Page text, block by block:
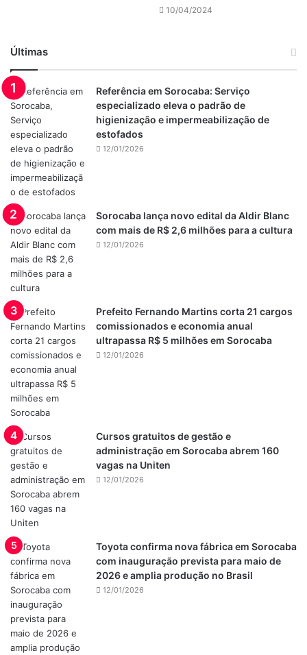
10/04/2024
Últimas
Referência em Sorocaba: Serviço
especializado eleva o padrão de
higienização e impermeabilização de
estofados
12/01/2026
Sorocaba lança novo edital da Aldir Blanc
com mais de R$ 2,6 milhões para a cultura
12/01/2026
Prefeito Fernando Martins corta 21 cargos
comissionados e economia anual
ultrapassa R$ 5 milhões em Sorocaba
12/01/2026
Cursos gratuitos de gestão e
administração em Sorocaba abrem 160
vagas na Uniten
12/01/2026
Toyota confirma nova fábrica em Sorocaba
com inauguração prevista para maio de
2026 e amplia produção no Brasil
12/01/2026